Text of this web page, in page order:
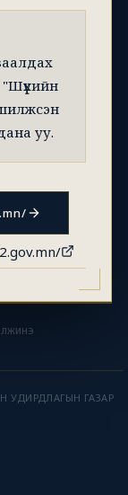
уу.
УДИРДЛАГЫН ГАЗАР